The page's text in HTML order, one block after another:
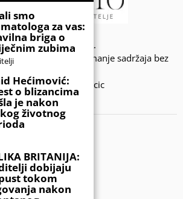
© 2020 - KIDSINFO.BA.
Zabranjeno preuzimanje sadržaja bez
by Amar SIjercic
smo
za vas:
briga o
zubima
Hećimović:
o blizancima
je nakon
životnog
BRITANIJA:
dobijaju
tokom
nakon